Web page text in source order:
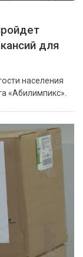
для
населения
«Абилимпикс».